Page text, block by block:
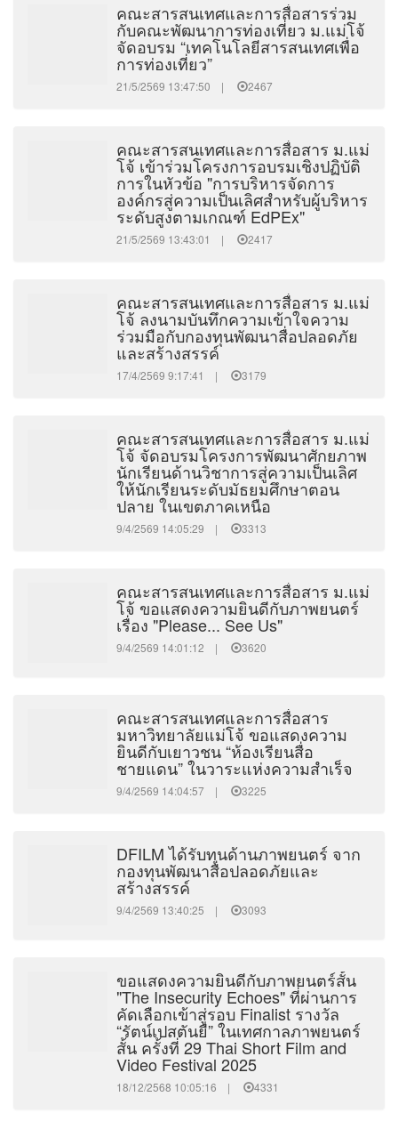
คณะสารสนเทศและการสื่อสารร่วม
กับคณะพัฒนาการท่องเที่ยว ม.แม่โจ้
จัดอบรม “เทคโนโลยีสารสนเทศเพื่อ
การท่องเที่ยว”
21/5/2569 13:47:50 | 2467
คณะสารสนเทศและการสื่อสาร ม.แม่
โจ้ เข้าร่วมโครงการอบรมเชิงปฏิบัติ
การในหัวข้อ "การบริหารจัดการ
องค์กรสู่ความเป็นเลิศสำหรับผู้บริหาร
ระดับสูงตามเกณฑ์ EdPEx"
21/5/2569 13:43:01 | 2417
คณะสารสนเทศและการสื่อสาร ม.แม่
โจ้ ลงนามบันทึกความเข้าใจความ
ร่วมมือกับกองทุนพัฒนาสื่อปลอดภัย
และสร้างสรรค์
17/4/2569 9:17:41 | 3179
คณะสารสนเทศและการสื่อสาร ม.แม่
โจ้ จัดอบรมโครงการพัฒนาศักยภาพ
นักเรียนด้านวิชาการสู่ความเป็นเลิศ
ให้นักเรียนระดับมัธยมศึกษาตอน
ปลาย ในเขตภาคเหนือ
9/4/2569 14:05:29 | 3313
คณะสารสนเทศและการสื่อสาร ม.แม่
โจ้ ขอแสดงความยินดีกับภาพยนตร์
เรื่อง "Please... See Us"
9/4/2569 14:01:12 | 3620
คณะสารสนเทศและการสื่อสาร
มหาวิทยาลัยแม่โจ้ ขอแสดงความ
ยินดีกับเยาวชน “ห้องเรียนสื่อ
ชายแดน” ในวาระแห่งความสำเร็จ
9/4/2569 14:04:57 | 3225
DFILM ได้รับทุนด้านภาพยนตร์ จาก
กองทุนพัฒนาสื่อปลอดภัยและ
สร้างสรรค์
9/4/2569 13:40:25 | 3093
ขอแสดงความยินดีกับภาพยนตร์สั้น
"The Insecurity Echoes" ที่ผ่านการ
คัดเลือกเข้าสู่รอบ Finalist รางวัล
“รัตน์เปสตันยี” ในเทศกาลภาพยนตร์
สั้น ครั้งที่ 29 Thai Short Film and
Video Festival 2025
18/12/2568 10:05:16 | 4331